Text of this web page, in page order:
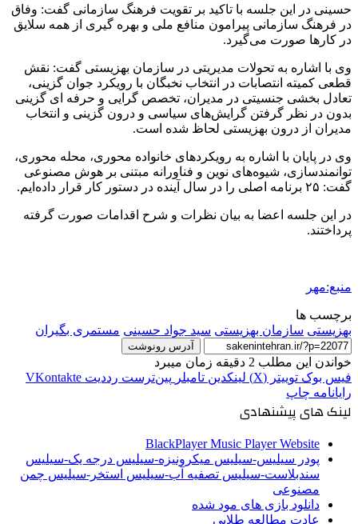
حسینی در این جلسه با تاکید بر تقویت فرهنگ سازمانی گفت: وفاق
در فرهنگ سازمانی پیرامون منافع ملی و بهره گیری از همه سلایق
در کارها صورت می‌گیرد.
وی با اشاره به تحولات مدیریتی در سازمان بهزیستی گفت: نقش
قطعی کمیته انتصابات در انتخاب نخبگان با رویکرد جوان گزینی،
تعادل بخشی جنسیتی در مدیران، تخصص گرایی و حرفه ای گزینی
بدون در نظر گرفتن گرایش‌های سیاسی و درون گزینی و انتخاب
مدیران از درون بهزیستی لحاظ شده است.
وی در پایان با اشاره به رویکردهای خانواده محوری، محله محوری،
توانمندسازی، شیوه‌های نوین و فناورانه مبتنی بر هوش مصنوعی
گفت: ۲۵ برنامه اصلی را در سال آینده در دستور کار قرار داده‌ایم.
در این جلسه اعضا به بیان نظرات و شرح اقدامات صورت گرفته
پرداختند.
منبع:مهر
برچسب ها
بهزیستی سازمان بهزیستی سید جواد حسینی مستمری بگیران
آدرس رونوشت
خواندن این مطلب 2 دقیقه زمان میبرد
فیس بوک توییتر (X) لینکدین ‫تامبلر ‫پین‌ترست ‫رددیت ‫VKontakte
رایانامه چاپ
لینک های پیشنهادی
BlackPlayer Music Player Website
پودر سیلیس-سیلیس میکرونیزه-سیلیس درجه یک-سیلیس
سندبلاست-سیلیس تصفیه آب-سیلیس استخر-سیلیس چمن
مصنوعی
دانلود بازی های مود شده
عادت مطالعه طلایی